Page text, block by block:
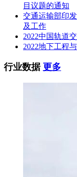
目议题的通知
交通运输部印
及工作
2022中国轨道
2022地下工程
行业数据更多